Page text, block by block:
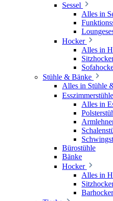
Sessel
Alles in
Hocker
Alles in
Stühle & Bänke
Alles in Stühle
Esszimmerstühle
Alles in
Bürostühle
Bänke
Hocker
Alles in
Barhocker